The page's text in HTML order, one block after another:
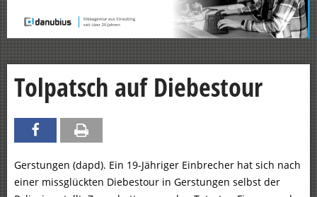
Tolpatsch auf Diebestour
Gerstungen (dapd). Ein 19-Jähriger Einbrecher hat sich nach
einer missglückten Diebestour in Gerstungen selbst der